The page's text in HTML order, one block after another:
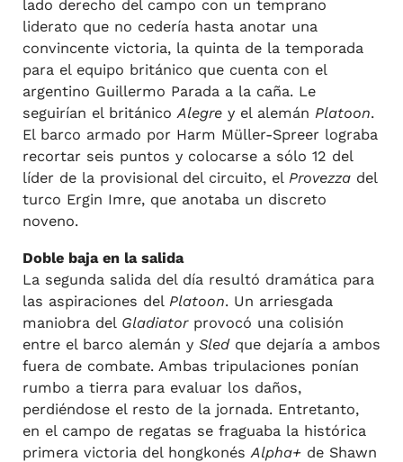
lado derecho del campo con un temprano
liderato que no cedería hasta anotar una
convincente victoria, la quinta de la temporada
para el equipo británico que cuenta con el
argentino Guillermo Parada a la caña. Le
seguirían el británicoAlegrey el alemán Platoon.
El barco armado por Harm Müller-Spreer lograba
recortar seis puntos y colocarse a sólo 12 del
líder de la provisional del circuito, el Provezzadel
turco Ergin Imre, que anotaba un discreto
noveno.
Doble baja en la salida
La segunda salida del día resultó dramática para
las aspiraciones del Platoon. Un arriesgada
maniobra del Gladiatorprovocó una colisión
entre el barco alemán y Sledque dejaría a ambos
fuera de combate. Ambas tripulaciones ponían
rumbo a tierra para evaluar los daños,
perdiéndose el resto de la jornada. Entretanto,
en el campo de regatas se fraguaba la histórica
primera victoria del hongkonés Alpha+de Shawn